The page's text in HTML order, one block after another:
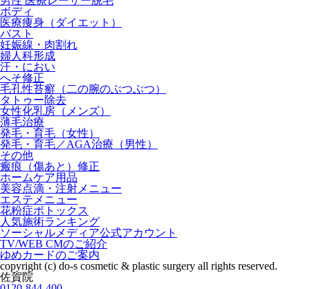
ボディ
医療痩身（ダイエット）
バスト
妊娠線・肉割れ
婦人科形成
汗・におい
へそ修正
毛孔性苔癬（二の腕のぶつぶつ）
タトゥー除去
女性化乳房（メンズ）
薄毛治療
発毛・育毛（女性）
発毛・育毛／AGA治療（男性）
その他
瘢痕（傷あと）修正
ホームケア用品
美容点滴・注射メニュー
エステメニュー
花粉症ボトックス
人気施術ランキング
ソーシャルメディア公式アカウント
TV/WEB CMのご紹介
ゆめカードのご案内
copyright (c) do-s cosmetic & plastic surgery all rights reserved.
佐賀院